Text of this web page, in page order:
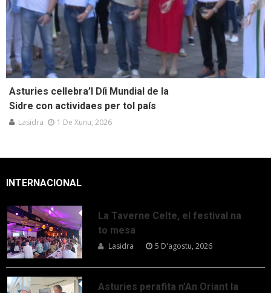
Asturies cellebra’l Díi Mundial de la
Sidre con actividaes per tol país
Lasidra 1 De Xunu, 2026
INTERNACIONAL
La Taverne Celte, el festival na
to mesa
Lasidra 5 D'agostu, 2026
Asturies perafita n’An Oriant la